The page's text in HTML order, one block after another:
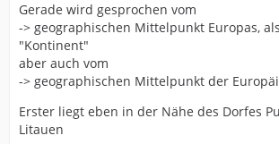
Gerade wird gesprochen vom
-> geographischen Mittelpunkt Europas,
"Kontinent"
aber auch vom
-> geographischen Mittelpunkt der
Erster liegt eben in der Nähe des Dorfes
Litauen